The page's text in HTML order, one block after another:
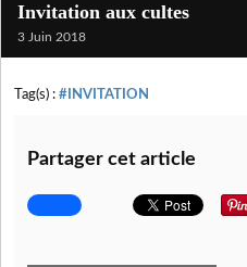
Invitation aux cultes
3 Juin 2018
Tag(s) : #INVITATION
Partager cet article